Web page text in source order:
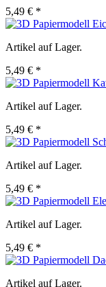
5,49 € *
Artikel auf Lager.
5,49 € *
Artikel auf Lager.
5,49 € *
Artikel auf Lager.
5,49 € *
Artikel auf Lager.
5,49 € *
Artikel auf Lager.